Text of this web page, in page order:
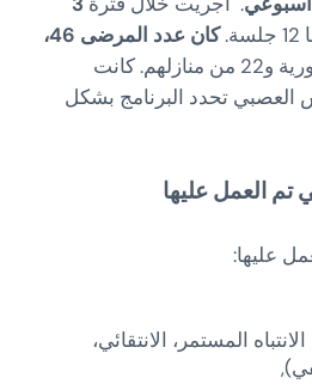
كان عدد المرضى 46،
24 في المجموعة الحضورية و22 من منازلهم. كانت
العصبي تحدد البرنامج بشكل
تم العمل عليها
عليها:
المستمر، الانتقائي،